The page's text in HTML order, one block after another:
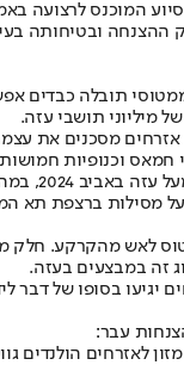
המוכנס לרצועה
ההצנחה ובטיחותה
תובלה כבדים
מסכנים את
חמאס וכנופיות
על מסילות ברצפת
בסופו של דבר
עבר:
(1945, הולנד): בסוף מלחמת העולם השנייה,